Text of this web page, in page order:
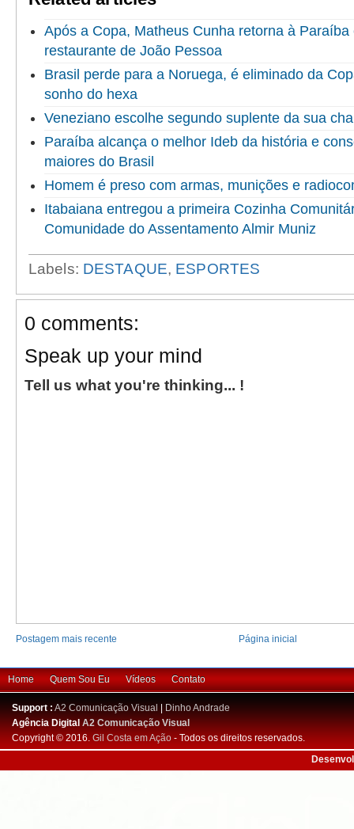
Após a Copa, Matheus Cunha retorna à Paraíba
restaurante de João Pessoa
Brasil perde para a Noruega, é eliminado da
sonho do hexa
Veneziano escolhe segundo suplente da sua
Paraíba alcança o melhor Ideb da história e
maiores do Brasil
Homem é preso com armas, munições e
Itabaiana entregou a primeira Cozinha
Comunidade do Assentamento Almir Muniz
Labels: DESTAQUE, ESPORTES
0 comments:
Speak up your mind
Tell us what you're thinking... !
Postagem mais recente Página inicial
Home Quem Sou Eu Vídeos Contato
Support : A2 Comunicação Visual
Dinho Andrade
Agência DigitalA2 Comunicação Visual
Copyright © 2016. Gil Costa em Ação - Todos os direitos reservados.